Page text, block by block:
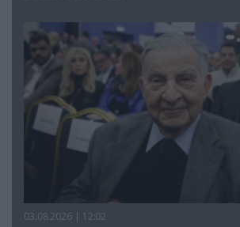
03.08.2026 | 12:02